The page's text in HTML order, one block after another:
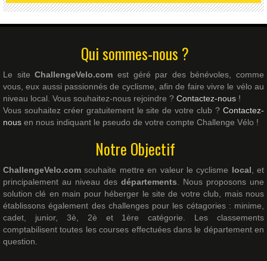
Qui sommes-nous ?
Le siteChallengeVelo.com est géré par des bénévoles, comme
vous, eux aussi passionnés de cyclisme, afin de faire vivre le vélo au
niveau local. Vous souhaitez-nous rejoindre ? Contactez-nous !
Vous souhaitez créer gratuitement le site de votre club ? Contactez-
nous en nous indiquant le pseudo de votre compte Challenge Vélo !
Notre Objectif
ChallengeVelo.com souhaite mettre en valeur le cyclisme local, et
principalement au niveau des départements. Nous proposons une
solution clé en main pour héberger le site de votre club, mais nous
établissons également des challenges pour les cétagories : minime,
cadet, junior, 3è, 2è et 1ère catégorie. Les classements
comptabilisent toutes les courses effectuées dans le département en
question.